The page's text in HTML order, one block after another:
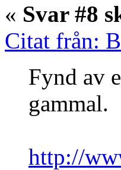
« Svar #8
Citat från:
Fynd av
gammal.
http://